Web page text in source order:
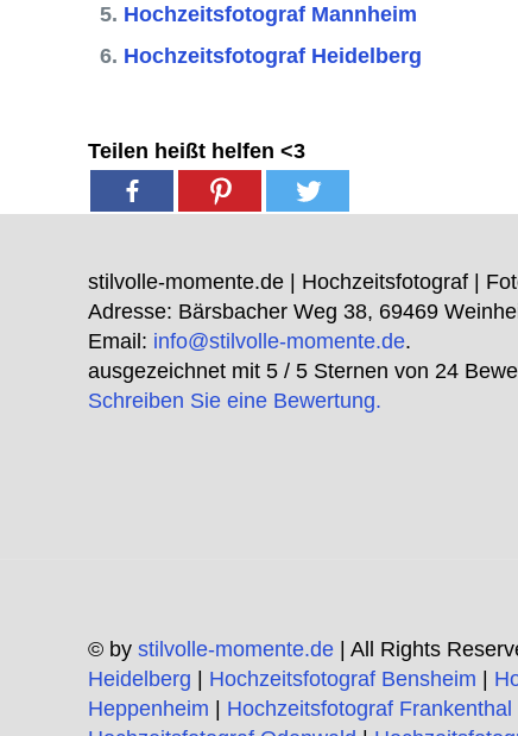
Hochzeitsfotograf Mannheim
Hochzeitsfotograf Heidelberg
Teilen heißt helfen <3
stilvolle-momente.de | Hochzeitsfotograf |
Adresse: Bärsbacher Weg 38, 69469
Email: info@stilvolle-momente.de.
ausgezeichnet mit5 / 5 Sternen von 24
Schreiben Sie eine Bewertung.
© bystilvolle-momente.de | All Rights
Heidelberg | Hochzeitsfotograf Bensheim |
Heppenheim | Hochzeitsfotograf Frankenthal